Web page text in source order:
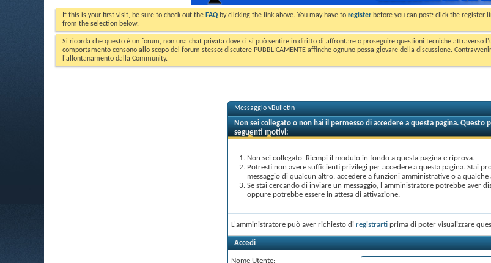
If this is your first visit, be sure to check out the FAQ by clicking the link above. You may have to register before you can post: click the register
from the selection below.
Si ricorda che questo è un forum, non una chat privata dove ci si può sentire in diritto di affrontare o proseguire questioni tecniche attraverso
comportamento consono allo scopo del forum stesso: discutere PUBBLICAMENTE affinche ognuno possa giovare della discussione.
l'allontanamento dalla Community.
Messaggio vBulletin
Non sei collegato o non hai il permesso di accedere a questa pagina. Questo
seguenti motivi:
Non sei collegato. Riempi il modulo in fondo a questa pagina e riprova.
Potresti non avere sufficienti privilegi per accedere a questa pagina. Stai
messaggio di qualcun altro, accedere a funzioni amministrative o a
Se stai cercando di inviare un messaggio, l'amministratore potrebbe aver
oppure potrebbe essere in attesa di attivazione.
L'amministratore può aver richiesto di registrarti prima di poter visualizzare
Accedi
Nome Utente: